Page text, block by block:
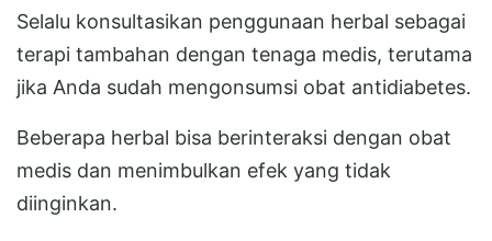
Selalu konsultasikan penggunaan herbal sebagai
terapi tambahan dengan tenaga medis, terutama
jika Anda sudah mengonsumsi obat antidiabetes.
Beberapa herbal bisa berinteraksi dengan obat
medis dan menimbulkan efek yang tidak
diinginkan.